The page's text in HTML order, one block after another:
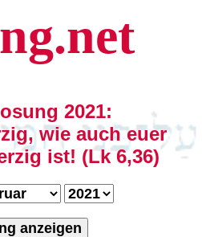
2021:
wie auch euer
ist! (Lk 6,36)
anzeigen